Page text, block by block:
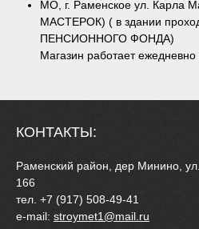
МО, г. Раменское ул. Карла
МАСТЕРОК) ( в здании
ПЕНСИОННОГО ФОНДА)
Магазин работает
КОНТАКТЫ:
Раменский район, дер Минино,
166
тел. +7 (917) 508-49-41
e-mail: stroymet1@mail.ru